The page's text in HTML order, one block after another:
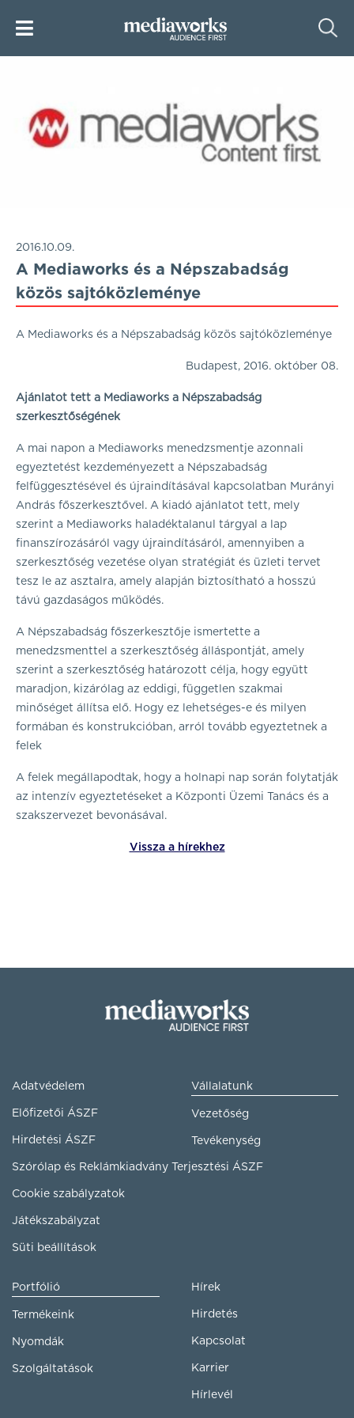
2016.10.09.
A Mediaworks és a Népszabadság
közös sajtóközleménye
A Mediaworks és a Népszabadság közös sajtóközleménye
Budapest, 2016. október 08.
Ajánlatot tett a Mediaworks a Népszabadság
szerkesztőségének
A mai napon a Mediaworks menedzsmentje azonnali
egyeztetést kezdeményezett a Népszabadság
felfüggesztésével és újraindításával kapcsolatban Murányi
András főszerkesztővel. A kiadó ajánlatot tett, mely
szerint a Mediaworks haladéktalanul tárgyal a lap
finanszírozásáról vagy újraindításáról, amennyiben a
szerkesztőség vezetése olyan stratégiát és üzleti tervet
tesz le az asztalra, amely alapján biztosítható a hosszú
távú gazdaságos működés.
A Népszabadság főszerkesztője ismertette a
menedzsmenttel a szerkesztőség álláspontját, amely
szerint a szerkesztőség határozott célja, hogy együtt
maradjon, kizárólag az eddigi, független szakmai
minőséget állítsa elő. Hogy ez lehetséges-e és milyen
formában és konstrukcióban, arról tovább egyeztetnek a
felek
A felek megállapodtak, hogy a holnapi nap során folytatják
az intenzív egyeztetéseket a Központi Üzemi Tanács és a
szakszervezet bevonásával.
Vissza a hírekhez
Adatvédelem
Előfizetői ÁSZF
Hirdetési ÁSZF
Szórólap és Reklámkiadvány Terjesztési ÁSZF
Cookie szabályzatok
Játékszabályzat
Süti beállítások
Vállalatunk
Vezetőség
Tevékenység
Portfólió
Termékeink
Nyomdák
Szolgáltatások
Hírek
Hirdetés
Kapcsolat
Karrier
Hírlevél